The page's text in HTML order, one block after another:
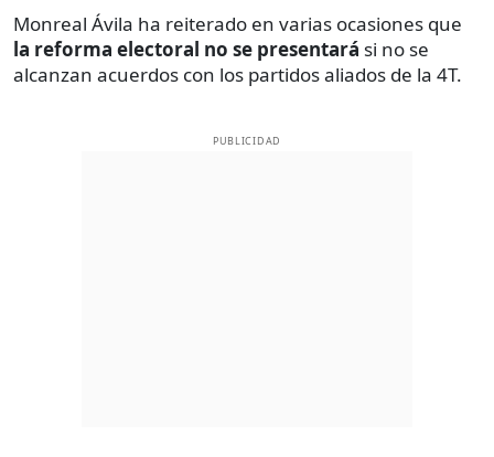
Monreal Ávila ha reiterado en varias ocasiones que
la reforma electoral no se presentará si no se
alcanzan acuerdos con los partidos aliados de la 4T.
PUBLICIDAD